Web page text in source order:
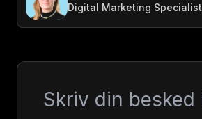
Digital Marketing Specialist